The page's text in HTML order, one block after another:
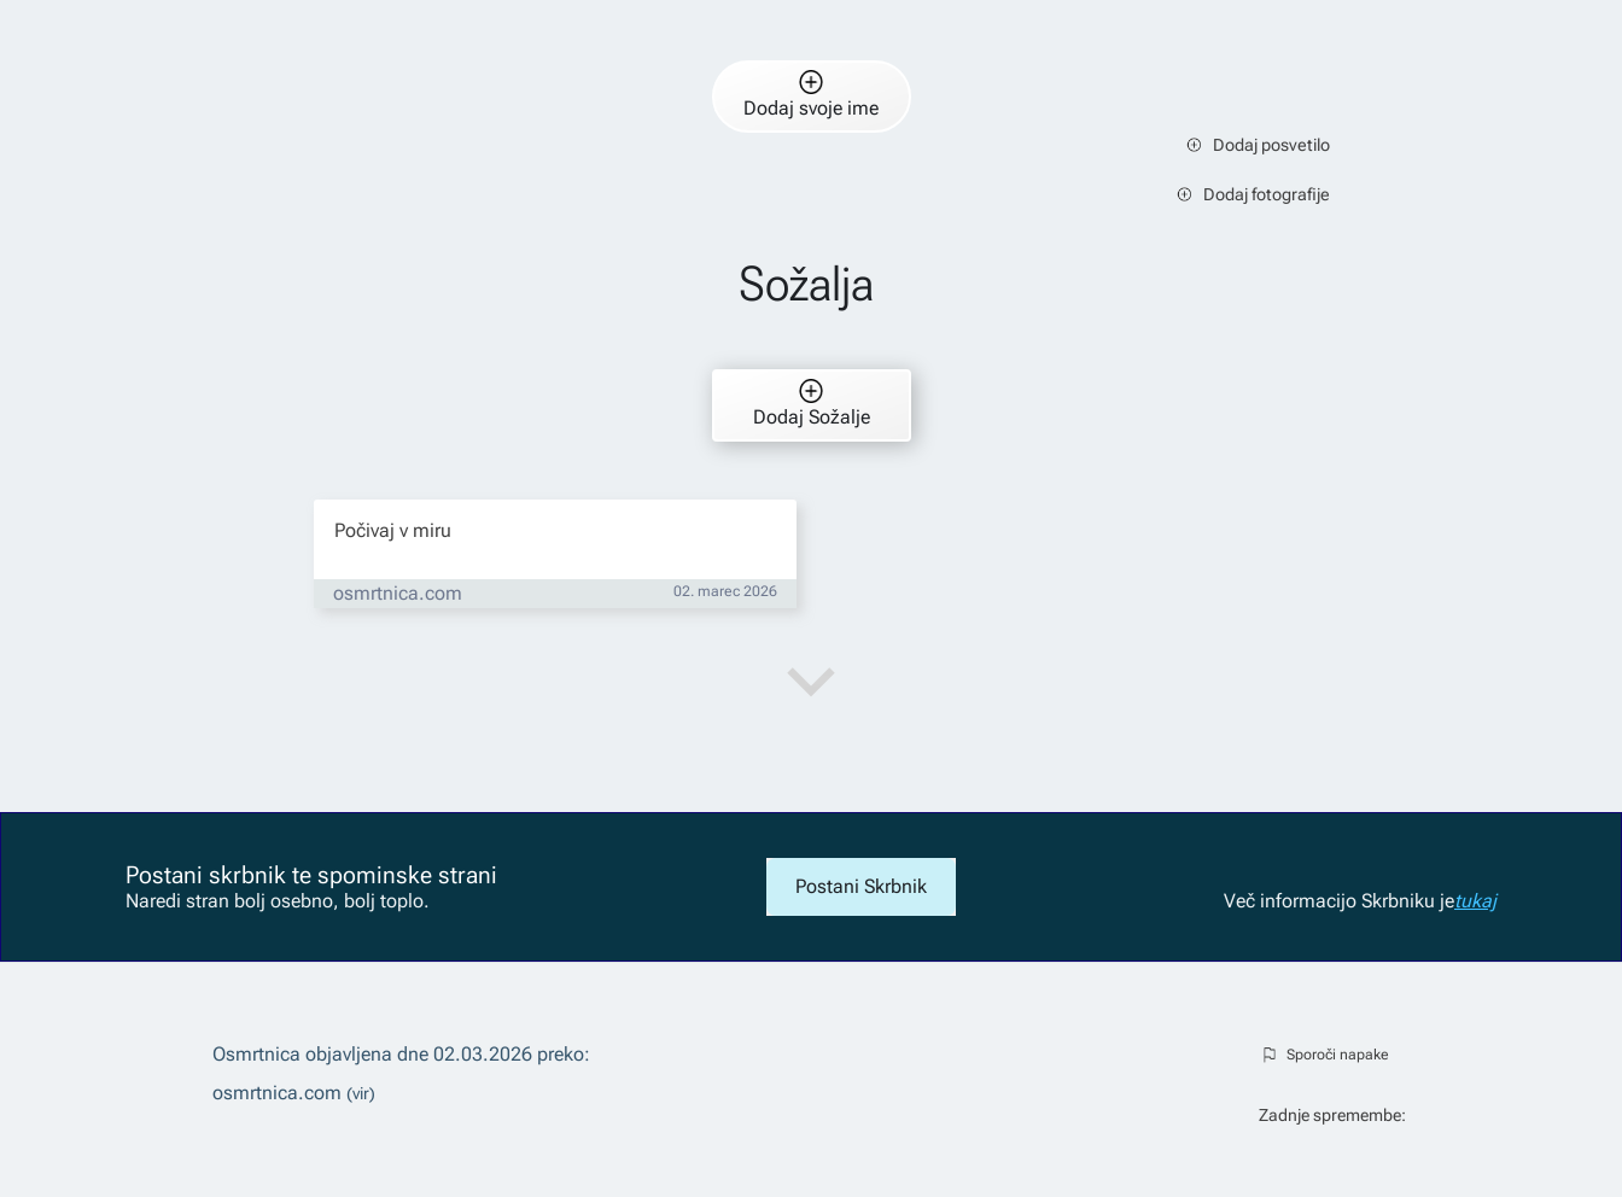
Dodaj svoje ime
Dodaj posvetilo
Dodaj fotografije
Sožalja
Dodaj Sožalje
Počivaj v miru
osmrtnica.com 02. marec 2026
Postani skrbnik te spominske strani
Naredi stran bolj osebno, bolj toplo.
Postani Skrbnik
Več informacijo Skrbniku jetukaj
Osmrtnica objavljena dne 02.03.2026 preko:
osmrtnica.com (vir)
Sporoči napake
Zadnje spremembe: